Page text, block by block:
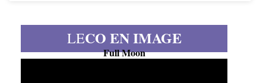
LECO EN IMAGE
Full Moon